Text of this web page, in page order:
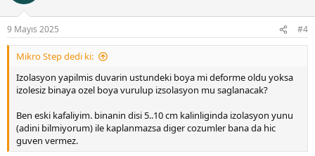
9 Mayıs 2025 #4
Mikro Step dedi ki:
Izolasyon yapilmis duvarin ustundeki boya mi deforme oldu yoksa
izolesiz binaya ozel boya vurulup izsolasyon mu saglanacak?
Ben eski kafaliyim. binanin disi 5..10 cm kalinliginda izolasyon yunu
(adini bilmiyorum) ile kaplanmazsa diger cozumler bana da hic
guven vermez.